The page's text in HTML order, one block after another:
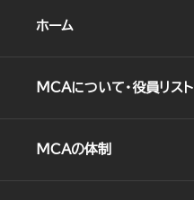
ホーム
MCAについて・役員リスト
MCAの体制